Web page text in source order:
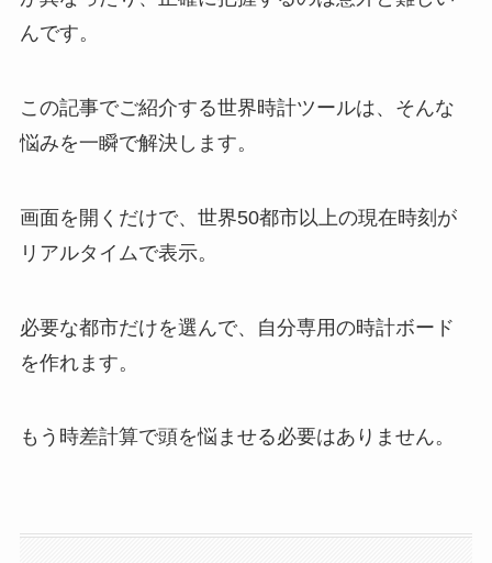
んです。
この記事でご紹介する世界時計ツールは、そんな
悩みを一瞬で解決します。
画面を開くだけで、世界50都市以上の現在時刻が
リアルタイムで表示。
必要な都市だけを選んで、自分専用の時計ボード
を作れます。
もう時差計算で頭を悩ませる必要はありません。